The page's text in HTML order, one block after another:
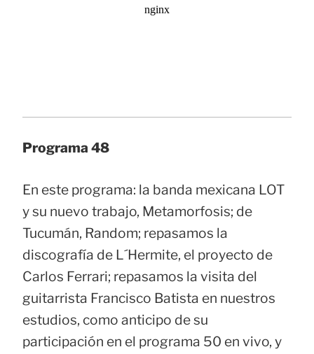
Programa 48
En este programa: la banda mexicana LOT
y su nuevo trabajo, Metamorfosis; de
Tucumán, Random; repasamos la
discografía de L´Hermite, el proyecto de
Carlos Ferrari; repasamos la visita del
guitarrista Francisco Batista en nuestros
estudios, como anticipo de su
participación en el programa 50 en vivo, y